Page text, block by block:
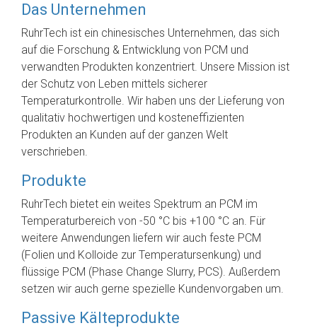
Das Unternehmen
RuhrTech ist ein chinesisches Unternehmen, das sich
auf die Forschung & Entwicklung von PCM und
verwandten Produkten konzentriert. Unsere Mission ist
der Schutz von Leben mittels sicherer
Temperaturkontrolle. Wir haben uns der Lieferung von
qualitativ hochwertigen und kosteneffizienten
Produkten an Kunden auf der ganzen Welt
verschrieben.
Produkte
RuhrTech bietet ein weites Spektrum an PCM im
Temperaturbereich von -50 °C bis +100 °C an. Für
weitere Anwendungen liefern wir auch feste PCM
(Folien und Kolloide zur Temperatursenkung) und
flüssige PCM (Phase Change Slurry, PCS). Außerdem
setzen wir auch gerne spezielle Kundenvorgaben um.
Passive Kälteprodukte